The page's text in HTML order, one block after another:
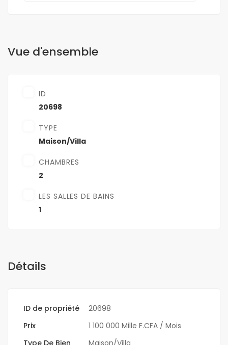
Vue d'ensemble
ID
20698
TYPE
Maison/Villa
CHAMBRES
2
LES SALLES DE BAINS
1
Détails
ID de propriété
20698
Prix
1 100 000 Mille F.CFA / Mois